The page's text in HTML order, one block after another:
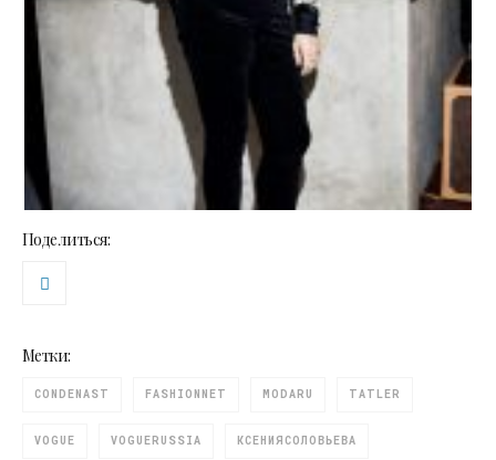
Поделиться:
Метки:
CONDENAST FASHIONNET MODARU TATLER
VOGUE VOGUERUSSIA КСЕНИЯСОЛОВЬЕВА